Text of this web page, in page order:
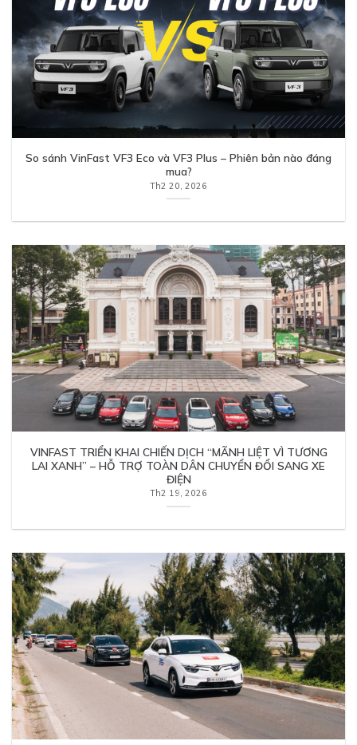
So sánh VinFast VF3 Eco và VF3 Plus – Phiên bản nào đáng
mua?
Th2 20, 2026
VINFAST TRIỂN KHAI CHIẾN DỊCH “MÃNH LIỆT VÌ TƯƠNG
LAI XANH” – HỖ TRỢ TOÀN DÂN CHUYỂN ĐỔI SANG XE
ĐIỆN
Th2 19, 2026